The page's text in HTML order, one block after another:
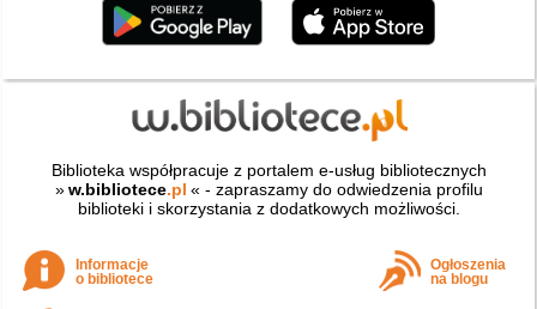
Biblioteka współpracuje z portalem e-usług bibliotecznych
» w.bibliotece.pl « - zapraszamy do odwiedzenia profilu
biblioteki i skorzystania z dodatkowych możliwości.
Informacje
o bibliotece
Ogłoszenia
na blogu